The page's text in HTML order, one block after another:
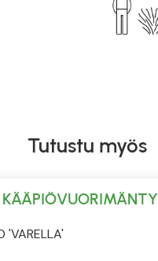
Tutustu myös
'VARELLA'